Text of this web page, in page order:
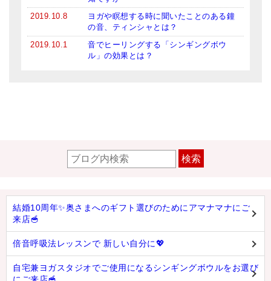
2019.10.8
ヨガや瞑想する時に聞いたことのある鐘
の音、ティンシャとは？
2019.10.1
音でヒーリングする「シンギングボウ
ル」の効果とは？
検索
結婚10周年✨奥さまへのギフト選びのためにアマナマナにご
来店🥣
倍音呼吸法レッスンで 新しい自分に💖
自宅兼ヨガスタジオでご使用になるシンギングボウルをお選び